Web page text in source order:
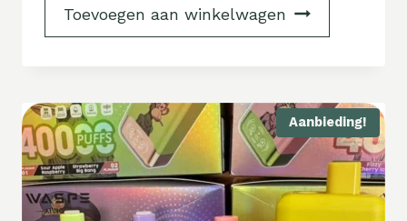
Toevoegen aan winkelwagen
Aanbieding!